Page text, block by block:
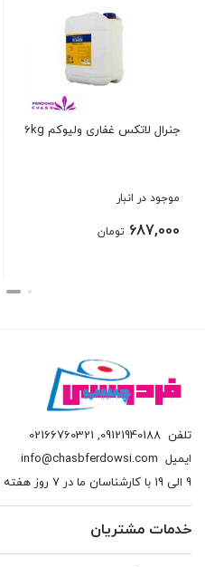
جنرال لاتکس غفاری ولیوکم 6kg
موجود در انبار
687,000 تومان
تلفن 09121940188
,
02166760321
ایمیل info@chasbferdowsi.com
9 الی 19 با کارشناسان ما در 7 روز هفته در تماس باشید.
خدمات مشتریان